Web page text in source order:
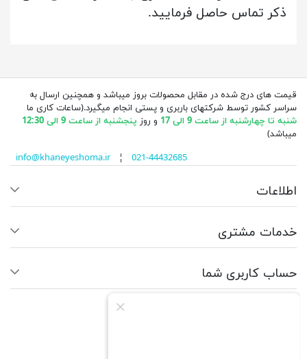
ذکر تماس حاصل فرمایید.
قیمت های درج شده در مقابل محصولات بروز میباشد و همچنین ارسال به
سراسر کشور توسط شرکتهای باربری و پستی انجام میگیرد.(ساعات کاری ما
شنبه تا چهارشنبه از ساعت 9 الی 17
و روز پنجشنبه از ساعت 9 الی 12:30
میباشد)
info@khaneyeshoma.ir¦ 021-44432685
اطلاعات
خدمات مشتری
حساب کاربری شما